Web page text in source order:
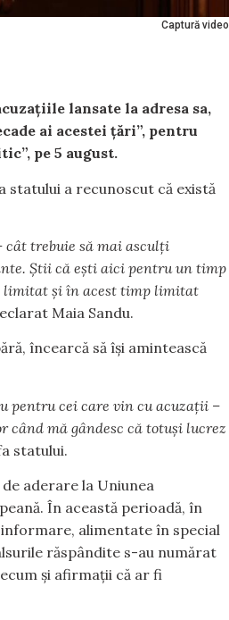
Captură video
lansate la adresa sa,
ai acestei țări”, pentru
pe 5 august.
statului a recunoscut că există
cât trebuie să mai asculți
Știi că ești aici pentru un timp
limitat și în acest timp limitat
Maia Sandu.
încearcă să își amintească
pentru cei care vin cu acuzații –
mă gândesc că totuși lucrez
statului.
aderare la Uniunea
În această perioadă, în
alimentate în special
răspândite s-au numărat
și afirmații că ar fi